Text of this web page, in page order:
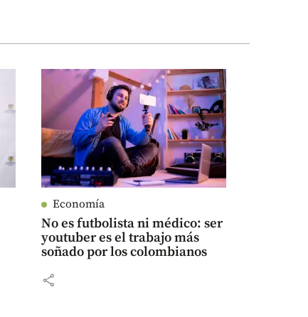
Economía
No es futbolista ni médico: ser
youtuber es el trabajo más
soñado por los colombianos
share